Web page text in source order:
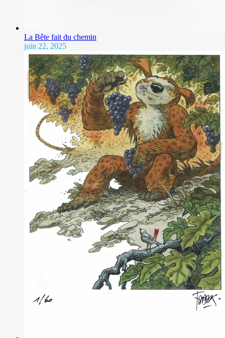
La Bête fait du chemin
juin 22, 2025